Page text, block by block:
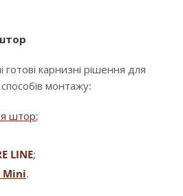
готові карнизні рішення для
способів монтажу:
штор;
LINE;
Mini.